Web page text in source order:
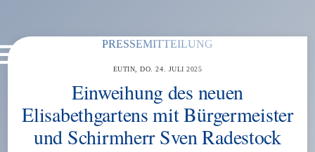
Skip
to
PRESSEMITTEILUNG
DO. 24. JULI 2025
Einweihung des neuen
Elisabethgartens mit Bürgermeister
und Schirmherr Sven Radestock